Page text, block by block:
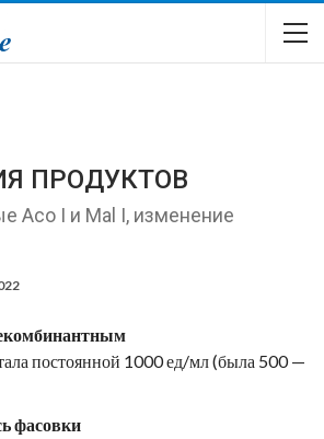
ПРОДУКТОВ
Aco I и Mal I, изменение
постоянной 1000 ед/мл (была 500 —
фасовки